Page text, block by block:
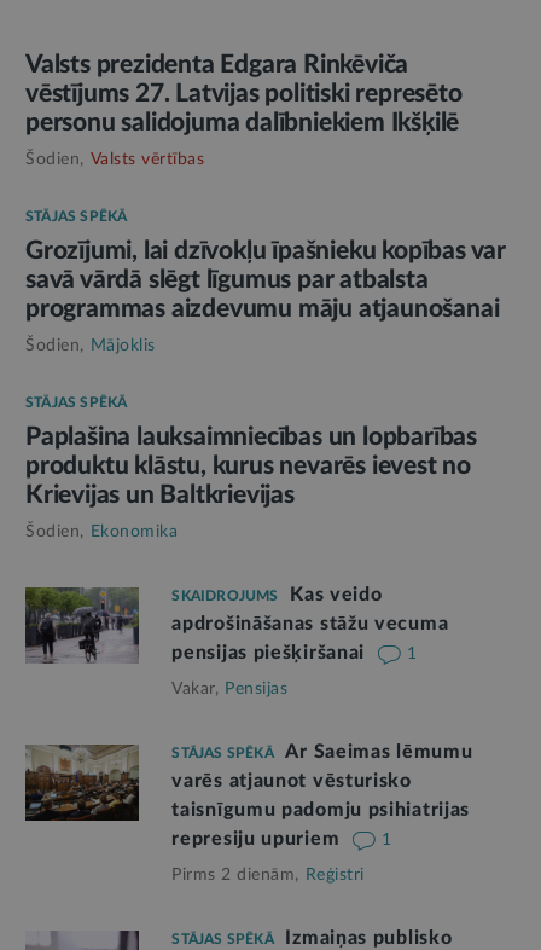
Valsts prezidenta Edgara Rinkēviča
vēstījums 27. Latvijas politiski represēto
personu salidojuma dalībniekiem Ikšķilē
Šodien, Valsts vērtības
STĀJAS SPĒKĀ
Grozījumi, lai dzīvokļu īpašnieku kopības var
savā vārdā slēgt līgumus par atbalsta
programmas aizdevumu māju atjaunošanai
Šodien, Mājoklis
STĀJAS SPĒKĀ
Paplašina lauksaimniecības un lopbarības
produktu klāstu, kurus nevarēs ievest no
Krievijas un Baltkrievijas
Šodien, Ekonomika
SKAIDROJUMS
Kas veido
apdrošināšanas stāžu vecuma
pensijas piešķiršanai
1
Vakar, Pensijas
STĀJAS SPĒKĀ
Ar Saeimas lēmumu
varēs atjaunot vēsturisko
taisnīgumu padomju psihiatrijas
represiju upuriem
1
Pirms 2 dienām, Reģistri
STĀJAS SPĒKĀ
Izmaiņas publisko